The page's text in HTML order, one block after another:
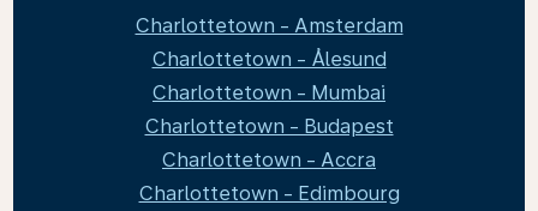
Charlottetown - Amsterdam
Charlottetown - Ålesund
Charlottetown - Mumbai
Charlottetown - Budapest
Charlottetown - Accra
Charlottetown - Edimbourg